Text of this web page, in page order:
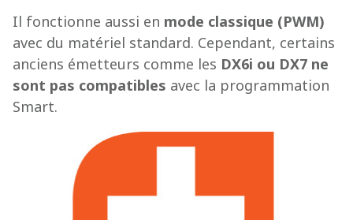
Il fonctionne aussi en mode classique (PWM)
avec du matériel standard. Cependant, certains
anciens émetteurs comme les DX6i ou DX7 ne
sont pas compatibles avec la programmation
Smart.